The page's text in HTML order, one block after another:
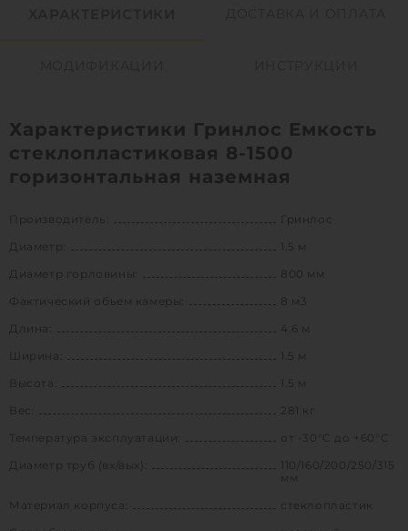
Характеристики Гринлос Емкость
стеклопластиковая 8-1500
горизонтальная наземная
Производитель:
Гринлос
Диаметр:
1.5 м
Диаметр горловины:
800 мм
Фактический объем камеры:
8 м3
Длина:
4.6 м
Ширина:
1.5 м
Высота:
1.5 м
281 кг
Температура эксплуатации:
от -30°C до +60°C
Диаметр труб (вх/вых):
110/160/200/250/315
мм
Материал корпуса:
стеклопластик